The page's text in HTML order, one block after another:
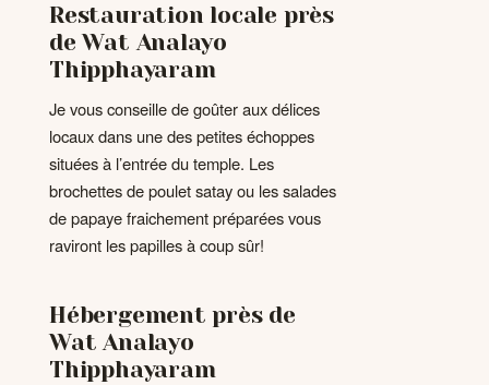
Restauration locale près
de Wat Analayo
Thipphayaram
Je vous conseille de goûter aux délices
locaux dans une des petites échoppes
situées à l’entrée du temple. Les
brochettes de poulet satay ou les salades
de papaye fraichement préparées vous
raviront les papilles à coup sûr!
Hébergement près de
Wat Analayo
Thipphayaram